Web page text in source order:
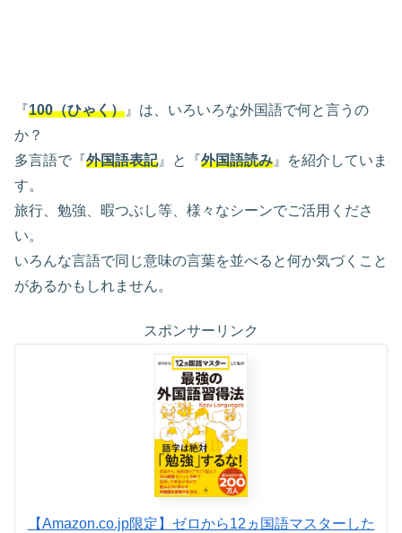
『100（ひゃく） 』は、いろいろな外国語で何と言うの
か？
多言語で『外国語表記』と『外国語読み 』を紹介していま
す。
旅行、勉強、暇つぶし等、様々なシーンでご活用くださ
い。
いろんな言語で同じ意味の言葉を並べると何か気づくこと
があるかもしれません。
スポンサーリンク
【Amazon.co.jp限定】ゼロから12ヵ国語マスターした